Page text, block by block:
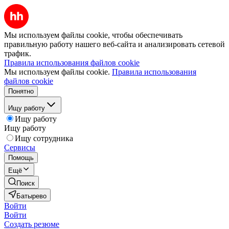
Мы используем файлы cookie, чтобы обеспечивать
правильную работу нашего веб-сайта и анализировать сетевой
трафик.
Правила использования файлов cookie
Мы используем файлы cookie. Правила использования
файлов cookie
Понятно
Ищу работу
Ищу работу
Ищу работу
Ищу сотрудника
Сервисы
Помощь
Ещё
Поиск
Батырево
Войти
Войти
Создать резюме